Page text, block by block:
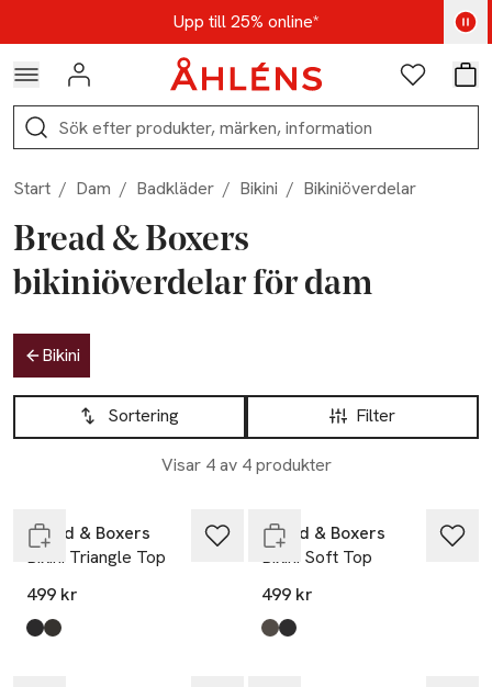
Hoppa till navigationsmenynUpp till 25% online*
Kod: AUG25 - Shoppa nu
Logga in Favoriter
Sök
Start / Dam / Badkläder / Bikini / Bikiniöverdelar
Bread & Boxers
bikiniöverdelar för dam
Hoppa till produktsidan
Bikini
Hoppa till produktsidan
Filter
Sortering
Visar 4 av 4 produkter
Lista över produkter
Bread & Boxers
Bikini Triangle Top
499 kr
Produkten finns i färgerna:
Black
Dark Army Green
Bread & Boxers
Bikini Soft Top
499 kr
Produkten finns i färgerna:
Dark Army Green
Black